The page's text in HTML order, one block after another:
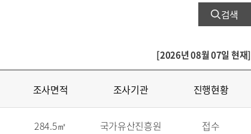
검색
[2026년 08월 07일 현재]
조사면적 조사기관 진행현황
284.5㎡ 국가유산진흥원 접수